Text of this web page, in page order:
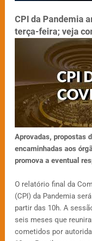
CPI da Pandemia
terça-feira; veja
Aprovadas, propostas
encaminhadas aos
promova a eventual
O relatório final da
(CPI) da Pandemia
partir das 10h. A
seis meses que
cometidos por